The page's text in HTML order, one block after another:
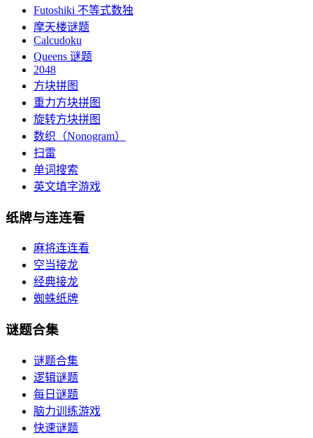
Futoshiki 不等式数独
摩天楼谜题
Calcudoku
Queens 谜题
2048
方块拼图
重力方块拼图
旋转方块拼图
数织（Nonogram）
扫雷
单词搜索
英文填字游戏
纸牌与连连看
麻将连连看
空当接龙
经典接龙
蜘蛛纸牌
谜题合集
谜题合集
逻辑谜题
每日谜题
脑力训练游戏
快速谜题